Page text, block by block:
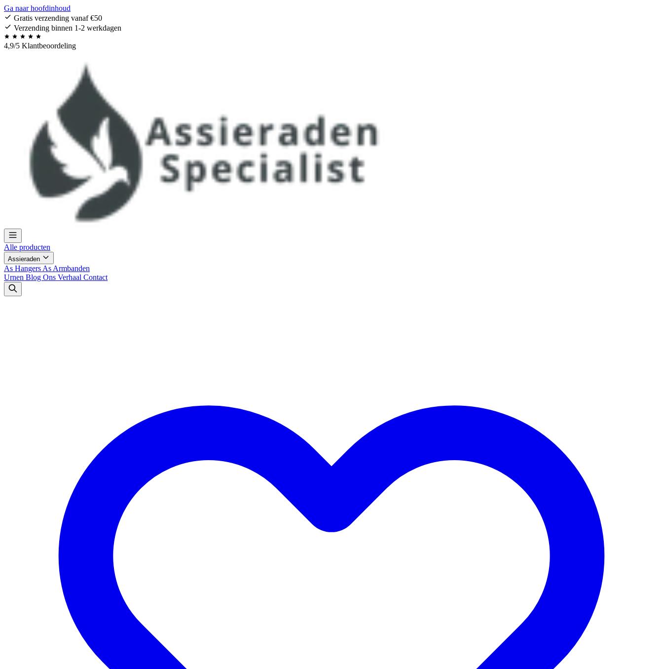
Ga naar hoofdinhoud
Gratis verzending vanaf €50
Verzending binnen 1-2 werkdagen
4,9/5 Klantbeoordeling
Alle producten
Assieraden
As Hangers As Armbanden
Urnen Blog Ons Verhaal Contact